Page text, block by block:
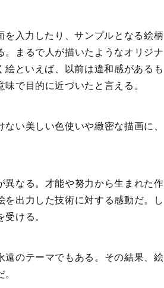
入力したり、サンプルとなる絵柄
。まるで人が描いたようなオリジナ
といえば、以前は違和感があるも
で目的に近づいたと言える。
い美しい色使いや緻密な描画に、
異なる。才能や努力から生まれた作
出力した技術に対する感動だ。し
ける。
遠のテーマでもある。その結果、絵